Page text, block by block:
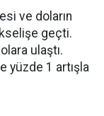
ve doların
geçti.
ulaştı.
yüzde 1 artışla